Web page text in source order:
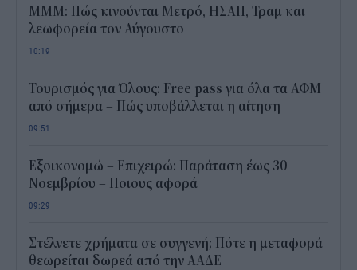
ΜΜΜ: Πώς κινούνται Μετρό, ΗΣΑΠ, Τραμ και
λεωφορεία τον Αύγουστο
10:19
Τουρισμός για Όλους: Free pass για όλα τα ΑΦΜ
από σήμερα – Πώς υποβάλλεται η αίτηση
09:51
Εξοικονομώ – Επιχειρώ: Παράταση έως 30
Νοεμβρίου – Ποιους αφορά
09:29
Στέλνετε χρήματα σε συγγενή; Πότε η μεταφορά
θεωρείται δωρεά από την ΑΑΔΕ